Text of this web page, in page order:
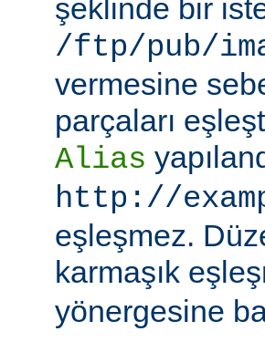
şeklinde bir
/ftp/pub/
vermesine
parçaları
Alias
http://
eşleşmez.
karmaşık
yönergesine